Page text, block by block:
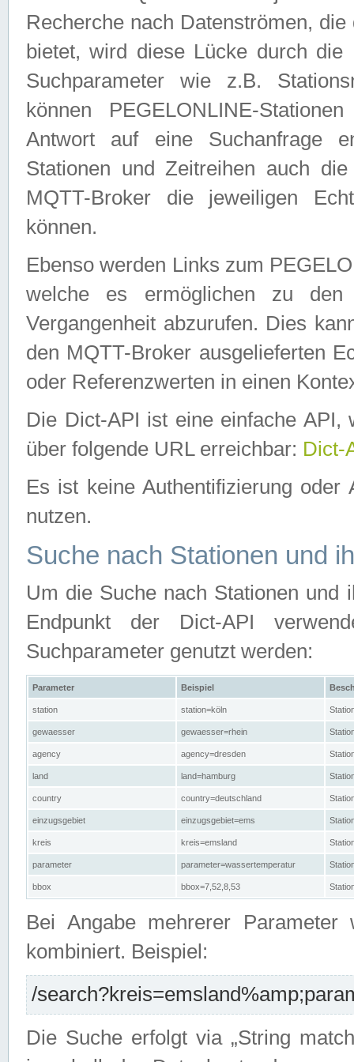
Recherche nach Datenströmen,
bietet, wird diese Lücke durch die
Suchparameter wie z.B.
können PEGELONLINE-
Antwort auf eine Suchanfrage
Stationen und Zeitreihen auch
MQTT-Broker die jeweiligen
können.
Ebenso werden Links zum
welche es ermöglichen zu den
Vergangenheit abzurufen. Dies
den MQTT-Broker ausgelieferten
oder Referenzwerten in einen
Die Dict-API ist eine einfache API,
über folgende URL erreichbar: Dict-
Es ist keine Authentifizierung
nutzen.
Suche nach Stationen und
Um die Suche nach Stationen und
Endpunkt der Dict-API
Suchparameter genutzt werden:
Parameter Beispiel
station station=köln
gewaesser gewaesser=rhein
agency agency=dresden
land land=hamburg
country country=deutschland
einzugsgebiet einzugsgebiet=ems
kreis kreis=emsland
parameter parameter=wassertemperatur
bbox bbox=7,52,8,53
Bei Angabe mehrerer Parameter
kombiniert. Beispiel:
/
Die Suche erfolgt via „String